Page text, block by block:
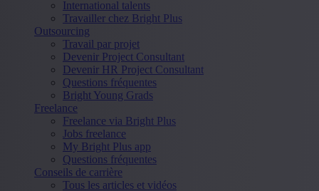
International talents
Travailler chez Bright Plus
Outsourcing
Travail par projet
Devenir Project Consultant
Devenir HR Project Consultant
Questions fréquentes
Bright Young Grads
Freelance
Freelance via Bright Plus
Jobs freelance
My Bright Plus app
Questions fréquentes
Conseils de carrière
Tous les articles et vidéos